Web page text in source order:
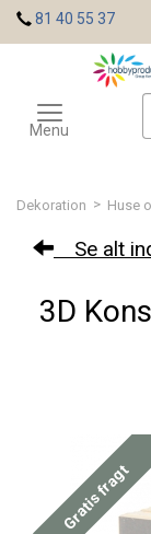
Dekoration > Huse
Se alt
3D
Gratis fragt
81 40 55 37
Toggle
navigation
Menu